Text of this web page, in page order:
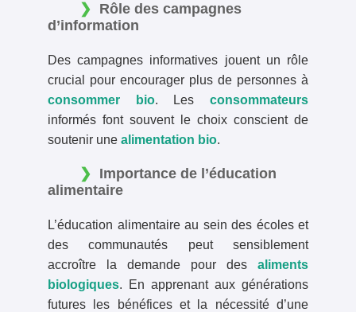
Rôle des campagnes
d’information
Des campagnes informatives jouent un rôle
crucial pour encourager plus de personnes à
consommer bio. Lesconsommateurs
informés font souvent le choix conscient de
soutenir une alimentation bio.
Importance de l’éducation
alimentaire
L’éducation alimentaire au sein des écoles et
des communautés peut sensiblement
accroître la demande pour des aliments
biologiques. En apprenant aux générations
futures les bénéfices et la nécessité d’une